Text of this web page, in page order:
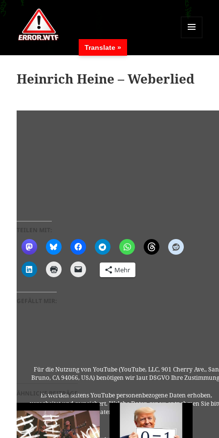
MENÜ
WIDGETS
Heinrich Heine – Weberlied
Für die Nutzung von YouTube (YouTube, LLC, 901 Cherry Ave., San
Bruno, CA 94066, USA) benötigen wir laut DSGVO Ihre
Es werden seitens YouTube personenbezogene Daten erhoben,
verarbeitet und gespeichert. Welche Daten genau entnehmen Sie
den Datenschutzbedingungen.
Mehr
ÄHNLICHE BEITRÄGE
Translate »